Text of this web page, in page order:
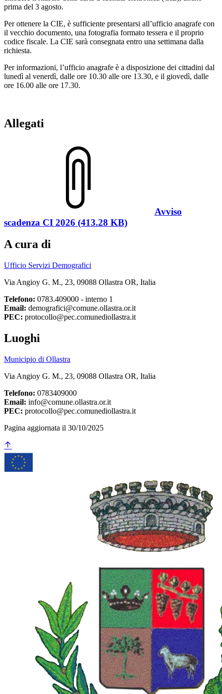
prima del 3 agosto.
Per ottenere la CIE, è sufficiente presentarsi all’ufficio anagrafe con
il vecchio documento, una fotografia formato tessera e il proprio
codice fiscale. La CIE sarà consegnata entro una settimana dalla
richiesta.
Per informazioni, l’ufficio anagrafe è a disposizione dei cittadini dal
lunedì al venerdì, dalle ore 10.30 alle ore 13.30, e il giovedì, dalle
ore 16.00 alle ore 17.30.
Allegati
Avviso
scadenza CI 2026 (413.28 KB)
A cura di
Ufficio Servizi Demografici
Via Angioy G. M., 23, 09088 Ollastra OR, Italia
Telefono: 0783.409000 - interno 1
Email: demografici@comune.ollastra.or.it
PEC: protocollo@pec.comunediollastra.it
Luoghi
Municipio di Ollastra
Via Angioy G. M., 23, 09088 Ollastra OR, Italia
Telefono: 0783409000
Email: info@comune.ollastra.or.it
PEC: protocollo@pec.comunediollastra.it
Pagina aggiornata il 30/10/2025